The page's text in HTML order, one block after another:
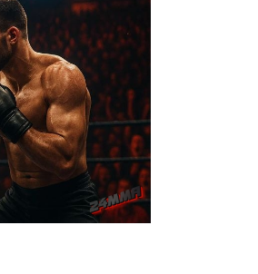
Далее
– Адам Кереш
Анонимно
не запускается ни
заканчивается
жизнь. Исправьте